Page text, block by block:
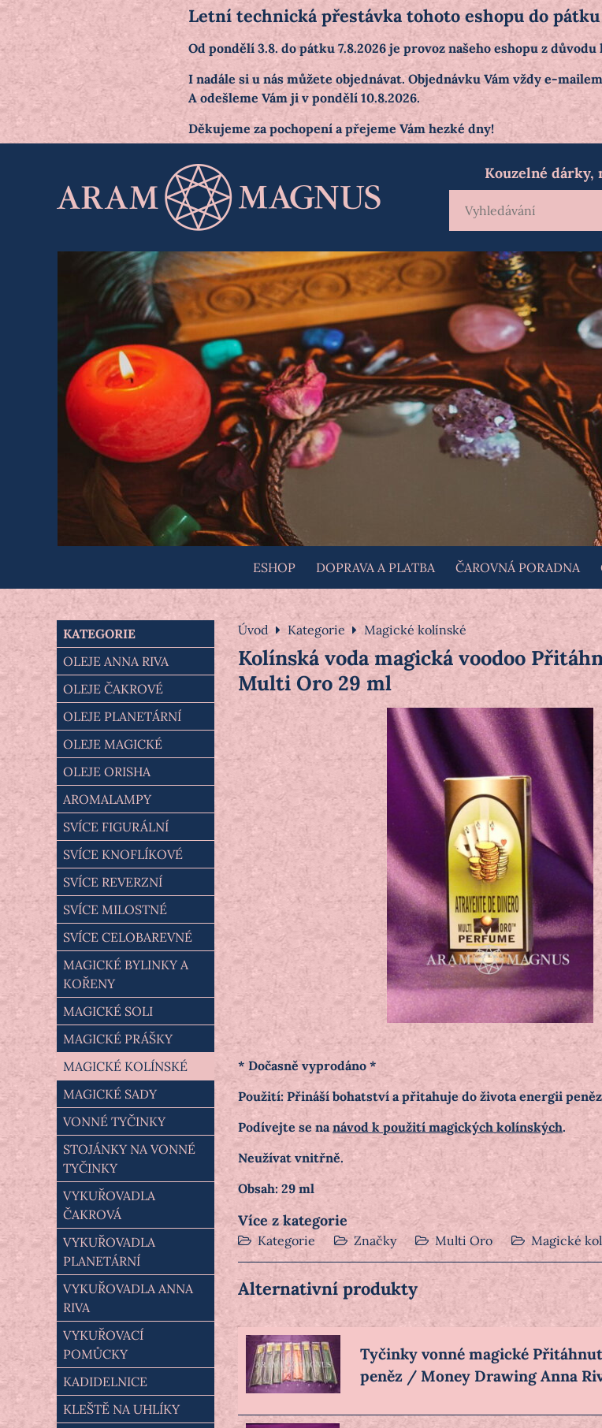
Letní technická přestávka tohoto eshopu do pátku
Od pondělí 3.8. do pátku 7.8.2026 je provoz našeho eshopu z
I nadále si u nás můžete objednávat. Objednávku Vám vždy e-
A odešleme Vám ji v pondělí 10.8.2026.
Děkujeme za pochopení a přejeme Vám hezké dny!
Kouzelné dárky,
ESHOP DOPRAVA A PLATBA ČAROVNÁ PORADNA
Úvod Kategorie Magické kolínské
Kolínská voda magická voodoo
Multi Oro 29 ml
* Dočasně vyprodáno *
Použití: Přináší bohatství a přitahuje do života energii
Podívejte se nanávod k použití magických kolínských.
Neužívat vnitřně.
Obsah: 29 ml
Více z kategorie
Kategorie Značky Multi Oro Magické
Alternativní produkty
Tyčinky vonné magické
peněz / Money Drawing Anna
KATEGORIE
OLEJE ANNA RIVA
OLEJE ČAKROVÉ
OLEJE PLANETÁRNÍ
OLEJE MAGICKÉ
OLEJE ORISHA
AROMALAMPY
SVÍCE FIGURÁLNÍ
SVÍCE KNOFLÍKOVÉ
SVÍCE REVERZNÍ
SVÍCE MILOSTNÉ
SVÍCE CELOBAREVNÉ
MAGICKÉ BYLINKY A
KOŘENY
MAGICKÉ SOLI
MAGICKÉ PRÁŠKY
MAGICKÉ KOLÍNSKÉ
MAGICKÉ SADY
VONNÉ TYČINKY
STOJÁNKY NA VONNÉ
TYČINKY
VYKUŘOVADLA
ČAKROVÁ
VYKUŘOVADLA
PLANETÁRNÍ
VYKUŘOVADLA ANNA
RIVA
VYKUŘOVACÍ
POMŮCKY
KADIDELNICE
KLEŠTĚ NA UHLÍKY